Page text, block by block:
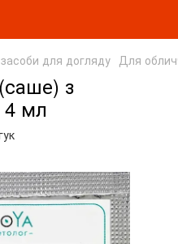
для догляду Для
з
4 мл